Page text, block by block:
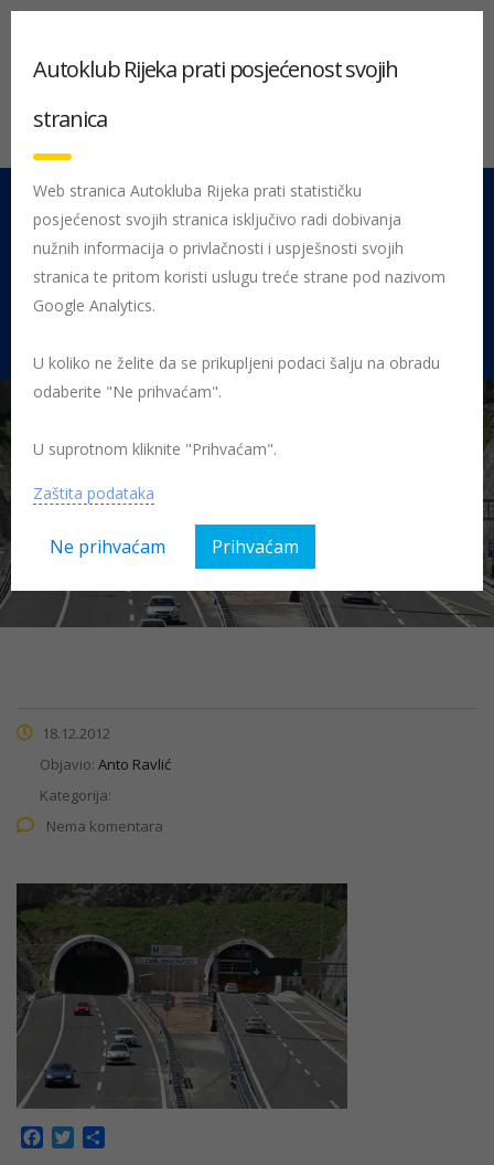
051 212 442 Centrala
Pon - Pet 08:00 - 16:00
Rujevica 9/1, 51000 Rijeka
Početna Posljednje objavljene novosti
tunel
18.12.2012
Objavio: Anto Ravlić
Kategorija:
Nema komentara
Facebook
Twitter
Autoklub Rijeka prati posjećenost svojih
stranica
Web stranica Autokluba Rijeka prati statističku
posjećenost svojih stranica isključivo radi dobivanja
nužnih informacija o privlačnosti i uspješnosti svojih
stranica te pritom koristi uslugu treće strane pod nazivom
Google Analytics.
U koliko ne želite da se prikupljeni podaci šalju na obradu
odaberite "Ne prihvaćam".
U suprotnom kliknite "Prihvaćam".
Zaštita podataka
Ne prihvaćam Prihvaćam